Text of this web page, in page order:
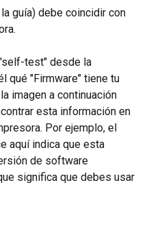
guía) debe coincidir con
test" desde la
qué "Firmware" tiene tu
imagen a continuación
esta información en
Por ejemplo, el
aquí indica que esta
de software
significa que debes usar